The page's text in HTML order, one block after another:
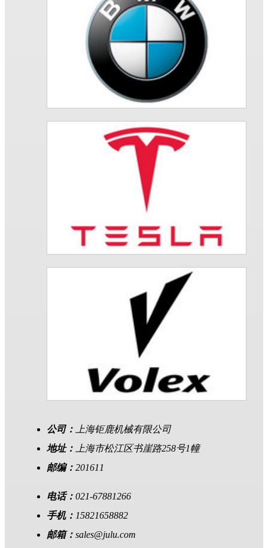
公司：
上海钜鹿机械有限公司
地址：
上海市松江区书崖路258号1幢
邮编： 201611
电话： 021-67881266
手机： 15821658882
邮箱： sales@julu.com